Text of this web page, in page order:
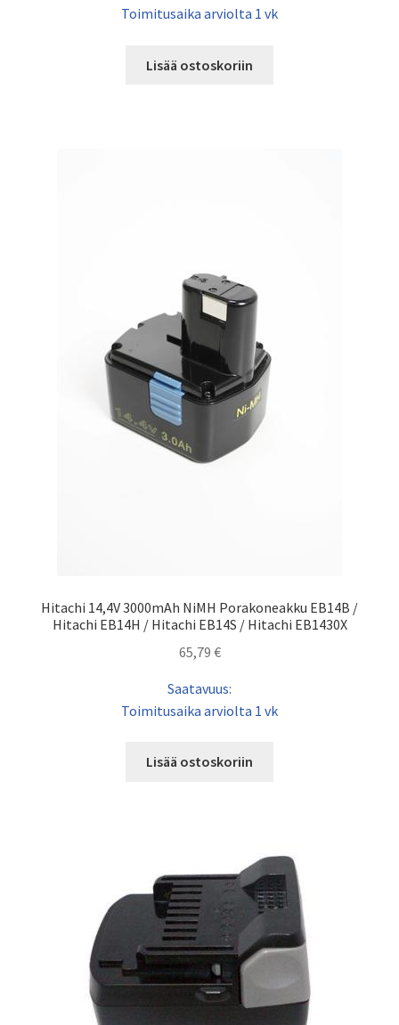
Toimitusaika arviolta 1 vk
Lisää ostoskoriin
Hitachi 14,4V 3000mAh NiMH Porakoneakku EB14B /
Hitachi EB14H / Hitachi EB14S / Hitachi EB1430X
65,79 €
Saatavuus:
Toimitusaika arviolta 1 vk
Lisää ostoskoriin